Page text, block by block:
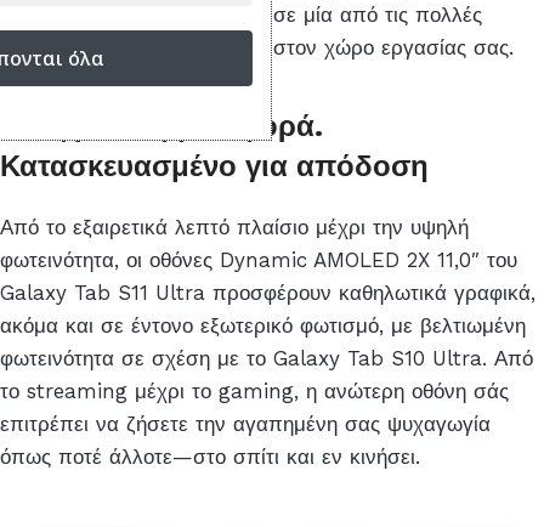
αποθέστε εύκολα το κείμενο σε μία από τις πολλές
υποστηριζόμενες εφαρμογές στον χώρο εργασίας σας.
Ελαφρύ στη μεταφορά.
Κατασκευασμένο για απόδοση
Από το εξαιρετικά λεπτό πλαίσιο μέχρι την υψηλή
φωτεινότητα, οι οθόνες Dynamic AMOLED 2X 11,0″ του
Galaxy Tab S11 Ultra προσφέρουν καθηλωτικά γραφικά,
ακόμα και σε έντονο εξωτερικό φωτισμό, με βελτιωμένη
φωτεινότητα σε σχέση με το Galaxy Tab S10 Ultra. Από
το streaming μέχρι το gaming, η ανώτερη οθόνη σάς
επιτρέπει να ζήσετε την αγαπημένη σας ψυχαγωγία
όπως ποτέ άλλοτε—στο σπίτι και εν κινήσει.
όλα